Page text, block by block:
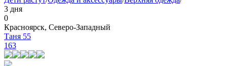
3 дня
0
Красноярск, Северо-Западный
Таня 55
163